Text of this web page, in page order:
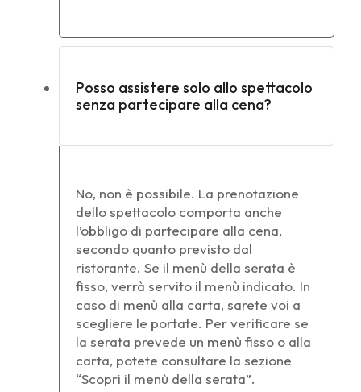
Posso assistere solo allo spettacolo
senza partecipare alla cena?
No, non è possibile. La prenotazione
dello spettacolo comporta anche
l’obbligo di partecipare alla cena,
secondo quanto previsto dal
ristorante. Se il menù della serata è
fisso, verrà servito il menù indicato. In
caso di menù alla carta, sarete voi a
scegliere le portate. Per verificare se
la serata prevede un menù fisso o alla
carta, potete consultare la sezione
“Scopri il menù della serata”.